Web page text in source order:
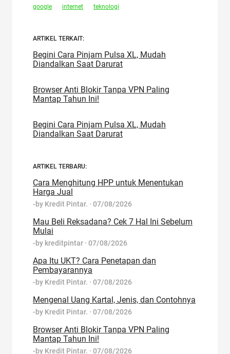
google internet teknologi
ARTIKEL TERKAIT:
Begini Cara Pinjam Pulsa XL, Mudah
Diandalkan Saat Darurat
Browser Anti Blokir Tanpa VPN Paling
Mantap Tahun Ini!
Begini Cara Pinjam Pulsa XL, Mudah
Diandalkan Saat Darurat
ARTIKEL TERBARU:
Cara Menghitung HPP untuk Menentukan
Harga Jual
-by Kredit Pintar. · 07/08/2026
Mau Beli Reksadana? Cek 7 Hal Ini Sebelum
Mulai
-by kreditpintar · 07/08/2026
Apa Itu UKT? Cara Penetapan dan
Pembayarannya
-by Kredit Pintar. · 07/08/2026
Mengenal Uang Kartal, Jenis, dan Contohnya
-by Kredit Pintar. · 07/08/2026
Browser Anti Blokir Tanpa VPN Paling
Mantap Tahun Ini!
-by Kredit Pintar. · 07/08/2026